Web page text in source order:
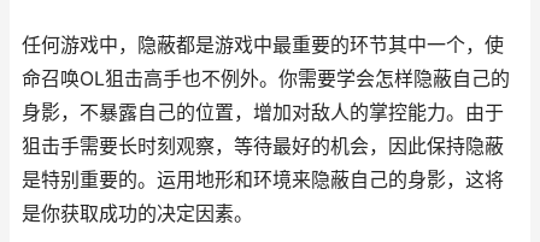
任何游戏中，隐蔽都是游戏中最重要的环节其中一个，使
命召唤OL狙击高手也不例外。你需要学会怎样隐蔽自己的
身影，不暴露自己的位置，增加对敌人的掌控能力。由于
狙击手需要长时刻观察，等待最好的机会，因此保持隐蔽
是特别重要的。运用地形和环境来隐蔽自己的身影，这将
是你获取成功的决定因素。